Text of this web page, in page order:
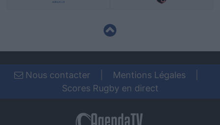
Nous contacter Mentions Légales
Scores Rugby en direct